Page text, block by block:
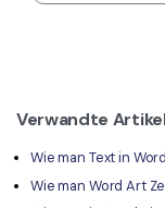
Verwandte
Wie man Text in
Wie man Word Art